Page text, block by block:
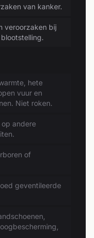
van kanker.
veroorzaken bij
hete
vuur en
Niet roken.
andere
of
geventileerde